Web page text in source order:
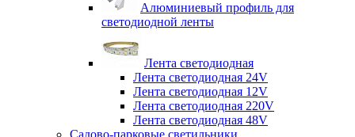
Алюминиевый профиль для
светодиодной ленты
Лента светодиодная
Лента светодиодная 24V
Лента светодиодная 12V
Лента светодиодная 220V
Лента светодиодная 48V
Садово-парковые светильники